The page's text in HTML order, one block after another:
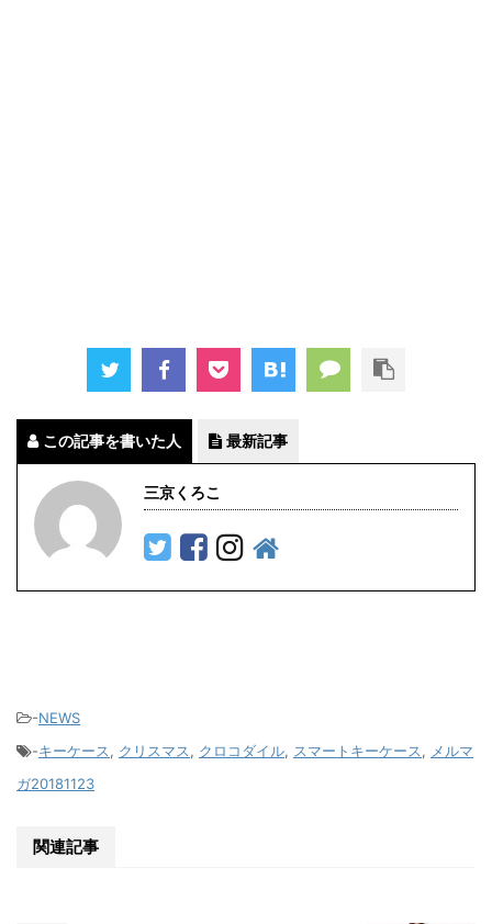
この記事を書いた人 最新記事
三京くろこ
-NEWS
-キーケース, クリスマス, クロコダイル, スマートキーケース, メルマ
ガ20181123
関連記事